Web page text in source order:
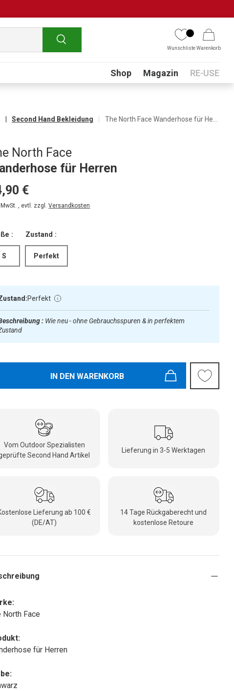
Suchen
WunschlisteWarenkorb
Submenu
Shop Magazin RE-USE
Second Hand Bekleidung
North Face
für Herren
€
, evtl. zzgl.Versandkosten
:
S
Zustand :
Perfekt
Perfekt
: Wie neu - ohne Gebrauchsspuren & in perfektem
IN DEN WARENKORB
Vom Outdoor Spezialisten
Second Hand Artikel
Lieferung in 3-5 Werktagen
Lieferung ab 100 €
(DE/AT)
14 Tage Rückgaberecht und
kostenlose Retoure
North Face
für Herren